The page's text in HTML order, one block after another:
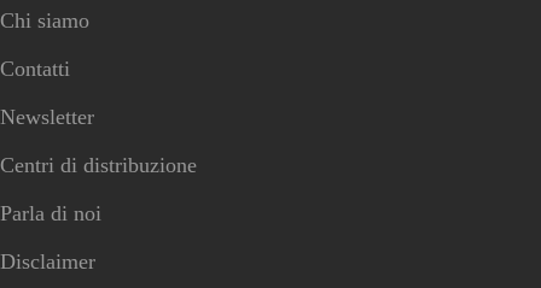
Chi siamo
Contatti
Newsletter
Centri di distribuzione
Parla di noi
Disclaimer